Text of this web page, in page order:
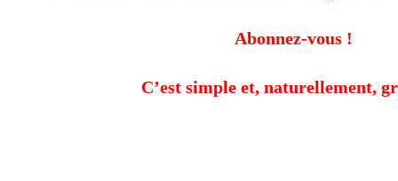
Abonnez-vous !
C’est simple et, naturellement,